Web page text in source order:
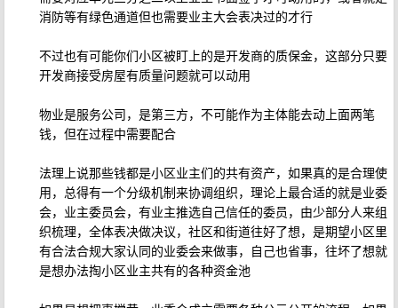
消防等有绿色通道但也需要业主大会表决过的才行
不过也有可能你们小区被盯上的是开发商的质保金，这部分只要
开发商接受房屋有质量问题就可以动用
物业是服务公司，是第三方，不可能作为主体能去动上面两笔
钱，但在过程中需要配合
法理上说那些钱都是小区业主们的共有资产，如果真的是合理使
用，总得有一个分级机制来协调组织，理论上最合适的就是业委
会，业主委员会，有业主推选自己信任的委员，由少部分人来组
织梳理，全体表决做决议，社区和街道往好了想，是期望小区里
有合法合规大家认同的业委会来做事，自己也省事，往坏了想就
是想办法掏小区业主共有的各种资金池